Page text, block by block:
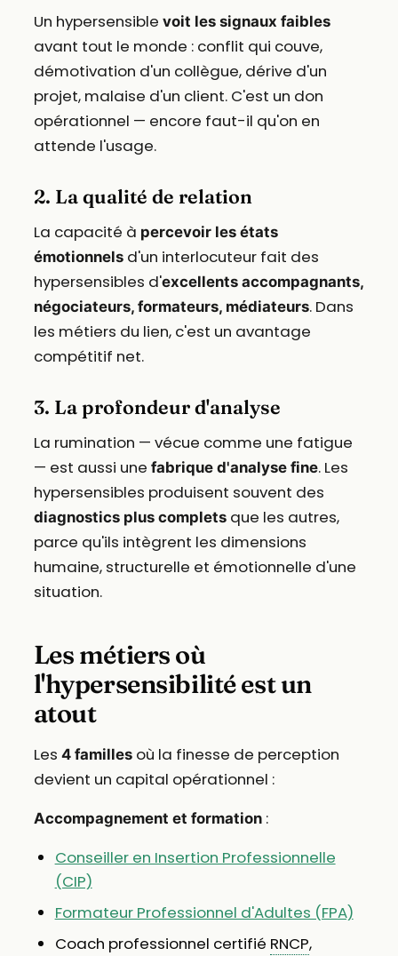
Un hypersensible voit les signaux faibles
avant tout le monde : conflit qui couve,
démotivation d'un collègue, dérive d'un
projet, malaise d'un client. C'est un don
opérationnel — encore faut-il qu'on en
attende l'usage.
2. La qualité de relation
La capacité à percevoir les états
émotionnelsd'un interlocuteur fait des
hypersensibles d'excellents accompagnants,
négociateurs, formateurs, médiateurs. Dans
les métiers du lien, c'est un avantage
compétitif net.
3. La profondeur d'analyse
La rumination — vécue comme une fatigue
— est aussi une fabrique d'analyse fine. Les
hypersensibles produisent souvent des
diagnostics plus completsque les autres,
parce qu'ils intègrent les dimensions
humaine, structurelle et émotionnelle d'une
situation.
Les métiers où
l'hypersensibilité est un
atout
Les 4 famillesoù la finesse de perception
devient un capital opérationnel :
Accompagnement et formation:
Conseiller en Insertion Professionnelle
(CIP)
Formateur Professionnel d'Adultes (FPA)
Coach professionnel certifié RNCP,